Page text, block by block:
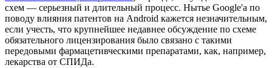
схем — серьезный и длительный процесс. Нытье Google'а по
поводу влияния патентов на Android кажется незначительным,
если учесть, что крупнейшее недавнее обсуждение по схеме
обязательного лицензирования было связано с такими
передовыми фармацетивческими препаратами, как, например,
лекарства от СПИДа.